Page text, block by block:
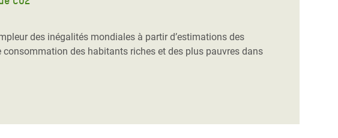
des inégalités mondiales à partir d’estimations des
consommation des habitants riches et des plus pauvres dans